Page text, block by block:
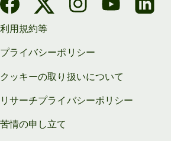
利用規約等
プライバシーポリシー
クッキーの取り扱いについて
リサーチプライバシーポリシー
苦情の申し立て